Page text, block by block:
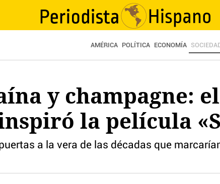
AMÉRICA POLÍTICA ECONOMÍA
y champagne:
la película
a la vera de las décadas que